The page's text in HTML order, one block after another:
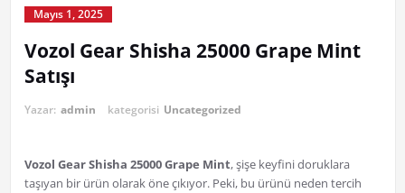
Mayıs 1, 2025
Vozol Gear Shisha 25000 Grape Mint
Satışı
Yazar: admin kategorisi Uncategorized
Vozol Gear Shisha 25000 Grape Mint, şişe keyfini doruklara
taşıyan bir ürün olarak öne çıkıyor. Peki, bu ürünü neden tercih